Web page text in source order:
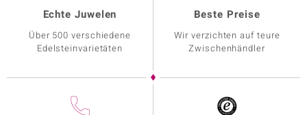
Echte Juwelen
Über 500 verschiedene
Edelsteinvarietäten
Beste Preise
Wir verzichten auf teure
Zwischenhändler